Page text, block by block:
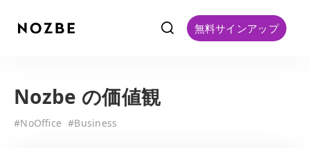
f 無料サインアップ
Nozbe の価値観
#NoOffice #Business